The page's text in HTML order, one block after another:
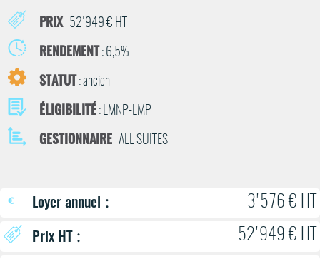
PRIX: 52'949 € HT
RENDEMENT : 6,5%
STATUT : ancien
ÉLIGIBILITÉ : LMNP-LMP
GESTIONNAIRE : ALL SUITES
Loyer annuel : 3'576 € HT
Prix HT : 52'949 € HT